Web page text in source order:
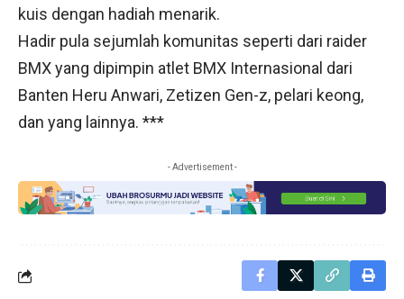
kuis dengan hadiah menarik.
Hadir pula sejumlah komunitas seperti dari raider
BMX yang dipimpin atlet BMX Internasional dari
Banten Heru Anwari, Zetizen Gen-z, pelari keong,
dan yang lainnya. ***
- Advertisement -